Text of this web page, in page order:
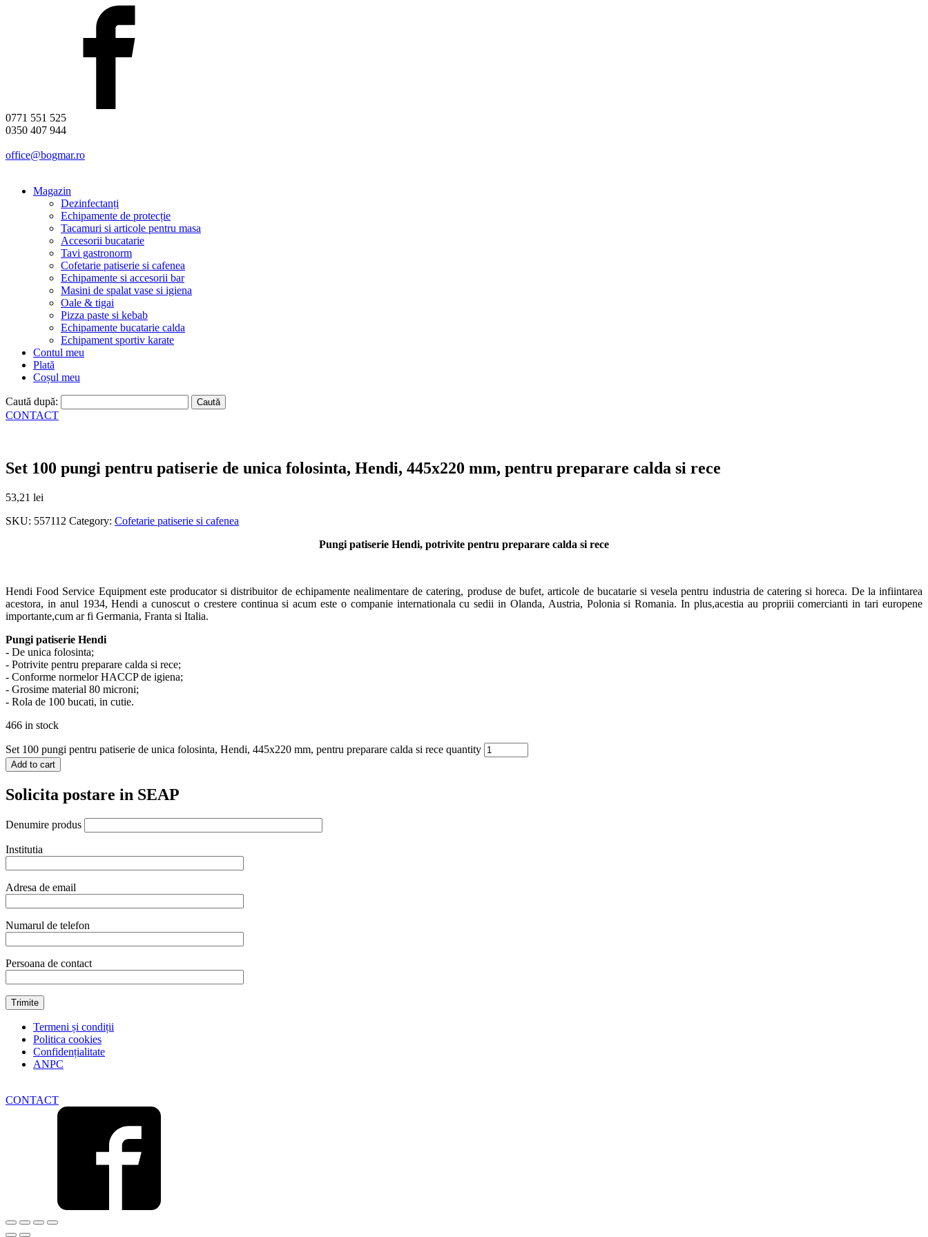
0771 551 525
0350 407 944
office@bogmar.ro
Magazin
Dezinfectanți
Echipamente de protecție
Tacamuri si articole pentru masa
Accesorii bucatarie
Tavi gastronorm
Cofetarie patiserie si cafenea
Echipamente si accesorii bar
Masini de spalat vase si igiena
Oale & tigai
Pizza paste si kebab
Echipamente bucatarie calda
Echipament sportiv karate
Contul meu
Plată
Coșul meu
Caută după:
CONTACT
Set 100 pungi pentru patiserie de unica folosinta, Hendi, 445x220 mm, pentru preparare calda si rece
53,21 lei
SKU: 557112 Category: Cofetarie patiserie si cafenea
Pungi patiserie Hendi, potrivite pentru preparare calda si rece
Hendi Food Service Equipment este producator si distribuitor de echipamente nealimentare de catering, produse de bufet, articole de bucatarie si vesela pentru industria de catering si horeca. De la infiintarea
acestora, in anul 1934, Hendi a cunoscut o crestere continua si acum este o companie internationala cu sedii in Olanda, Austria, Polonia si Romania. In plus,acestia au propriii comercianti in tari europene
importante,cum ar fi Germania, Franta si Italia.
Pungi patiserie Hendi
- De unica folosinta;
- Potrivite pentru preparare calda si rece;
- Conforme normelor HACCP de igiena;
- Grosime material 80 microni;
- Rola de 100 bucati, in cutie.
466 in stock
Set 100 pungi pentru patiserie de unica folosinta, Hendi, 445x220 mm, pentru preparare calda si rece quantity
Add to cart
Solicita postare in SEAP
Denumire produs
Institutia
Adresa de email
Numarul de telefon
Persoana de contact
Termeni și condiții
Politica cookies
Confidențialitate
ANPC
CONTACT